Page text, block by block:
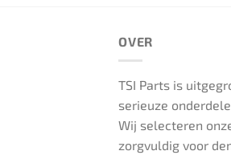
OVER
TSI Parts is
serieuze
Wij selecteren
zorgvuldig voor